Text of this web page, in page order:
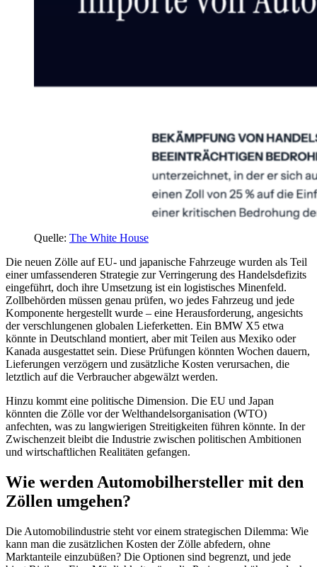
Quelle: The White House
Die neuen Zölle auf EU- und japanische Fahrzeuge wurden als Teil
einer umfassenderen Strategie zur Verringerung des Handelsdefizits
eingeführt, doch ihre Umsetzung ist ein logistisches Minenfeld.
Zollbehörden müssen genau prüfen, wo jedes Fahrzeug und jede
Komponente hergestellt wurde – eine Herausforderung, angesichts
der verschlungenen globalen Lieferketten. Ein BMW X5 etwa
könnte in Deutschland montiert, aber mit Teilen aus Mexiko oder
Kanada ausgestattet sein. Diese Prüfungen könnten Wochen dauern,
Lieferungen verzögern und zusätzliche Kosten verursachen, die
letztlich auf die Verbraucher abgewälzt werden.
Hinzu kommt eine politische Dimension. Die EU und Japan
könnten die Zölle vor der Welthandelsorganisation (WTO)
anfechten, was zu langwierigen Streitigkeiten führen könnte. In der
Zwischenzeit bleibt die Industrie zwischen politischen Ambitionen
und wirtschaftlichen Realitäten gefangen.
Wie werden Automobilhersteller mit den
Zöllen umgehen?
Die Automobilindustrie steht vor einem strategischen Dilemma: Wie
kann man die zusätzlichen Kosten der Zölle abfedern, ohne
Marktanteile einzubüßen? Die Optionen sind begrenzt, und jede